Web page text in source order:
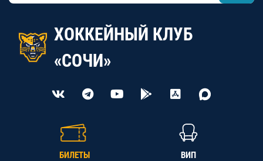
ХОККЕЙНЫЙ КЛУБ
«СОЧИ»
БИЛЕТЫ ВИП